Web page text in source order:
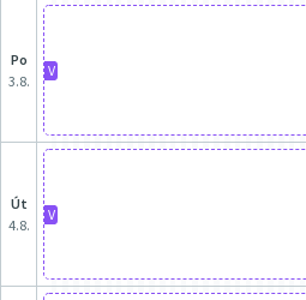
po
3.8.
V
út
4.8.
V